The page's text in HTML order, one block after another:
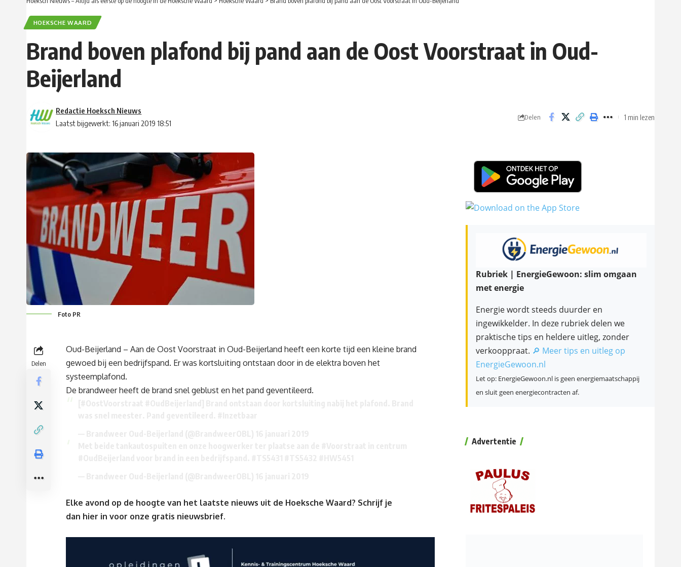
HOEKSCHE WAARD
Brand boven plafond bij pand aan de Oost Voorstraat in Oud-
Beijerland
Laatst bijgewerkt: 16 januari 2019 18:51
Redactie Hoeksch Nieuws
Delen 1 min lezen
Foto PR
Delen
Oud-Beijerland – Aan de Oost Voorstraat in Oud-Beijerland heeft een korte tijd een kleine brand
gewoed bij een bedrijfspand. Er was kortsluiting ontstaan door in de elektra boven het
systeemplafond.
De brandweer heeft de brand snel geblust en het pand geventileerd.
Elke avond op de hoogte van het laatste nieuws uit de Hoeksche Waard? Schrijf je
dan hier in voor onze gratis nieuwsbrief.
Rubriek | EnergieGewoon: slim omgaan
met energie
Energie wordt steeds duurder en
ingewikkelder. In deze rubriek delen we
praktische tips en heldere uitleg, zonder
verkooppraat. 🔎 Meer tips en uitleg op
EnergieGewoon.nl
Let op: EnergieGewoon.nl is geen energiemaatschappij
en sluit geen energiecontracten af.
Advertentie